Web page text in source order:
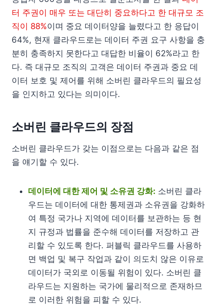
터 주권이 매우 또는 대단히 중요하다고 한 대규모 조
직이 88%이며 중요 데이터양을 늘렸다고 한 응답이
64%, 현재 클라우드로는 데이터 주권 요구 사항을 충
분히 충족하지 못한다고 대답한 비율이 62%라고 한
다. 즉 대규모 조직의 고객은 데이터 주권과 중요 데
이터 보호 및 제어를 위해 소버린 클라우드의 필요성
을 인지하고 있다는 의미이다.
소버린 클라우드의 장점
소버린 클라우드가 갖는 이점으로는 다음과 같은 점
을 얘기할 수 있다.
데이터에 대한 제어 및 소유권 강화: 소버린 클라
우드는 데이터에 대한 통제권과 소유권을 강화하
여 특정 국가나 지역에 데이터를 보관하는 등 현
지 규정과 법률을 준수해 데이터를 저장하고 관
리할 수 있도록 한다. 퍼블릭 클라우드를 사용하
면 백업 및 복구 작업과 같이 의도치 않은 이유로
데이터가 국외로 이동될 위험이 있다. 소버린 클
라우드는 지원하는 국가에 물리적으로 존재하므
로 이러한 위험을 피할 수 있다.